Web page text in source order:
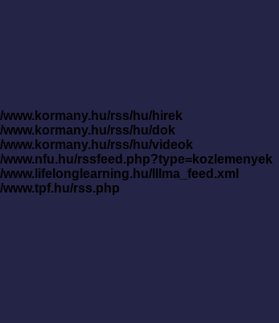
www.kormany.hu/rss/hu/hirek
www.kormany.hu/rss/hu/dok
www.kormany.hu/rss/hu/videok
www.nfu.hu/rssfeed.php?type=kozlemenyek
www.lifelonglearning.hu/lllma_feed.xml
www.tpf.hu/rss.php